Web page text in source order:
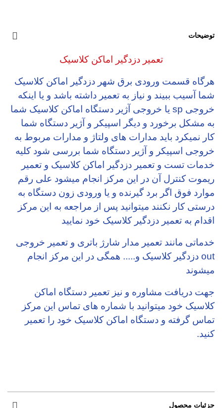
توضیحات
تعمیر دزدگیر اماکن کلاسیک
هرگاه قسمت ورودی برق شهر دزدگیر اماکن کلاسیک
شما آسیب ببیند و نیاز به تعمیر داشته باشد و یا اینکه
خروجی sp یا خروجی آژیر دستگاه اماکن کلاسیک شما
به مشکل برخورد و دیگر اسپیکر و آژیر دستگاه شما
کار نمیکرد باید مدارات های ولتاژ و مدارات مربوط به
خروجی اسپیکر و آژیر دستگاه شما بررسی شود کلیه
خدمات تست و تعمیر دزدگیر اماکن کلاسیک و تعمیر
ریموت کنترل آن در این مرکز انجام میشود علی رقم
موارد فوق اگر برد گیرنده و یا ورودی زون دستگاه به
درستی کار نکنند میتوانید پس از مراجعه به این مرکز
اقدام به تعمیر دزدگیر کلاسیک خود نمایید
خدماتی مانند تعمیر مدار شارژ باتری و تعمیر خروجی
out دزدگیر کلاسیک و..... همگی در این مرکز انجام
میشوند
جهت دریافت مشاوره و نیز تعمیر دستگاه اماکن
کلاسیک خود میتوانید با شماره های تماس این مرکز
تماس گرفته و دستگاه اماکن کلاسیک خود را تعمیر
کنید.
جزئیات محصول